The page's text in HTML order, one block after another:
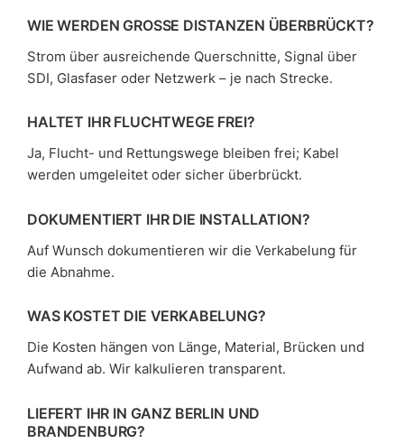
WIE WERDEN GROSSE DISTANZEN ÜBERBRÜCKT?
Strom über ausreichende Querschnitte, Signal über
SDI, Glasfaser oder Netzwerk – je nach Strecke.
HALTET IHR FLUCHTWEGE FREI?
Ja, Flucht- und Rettungswege bleiben frei; Kabel
werden umgeleitet oder sicher überbrückt.
DOKUMENTIERT IHR DIE INSTALLATION?
Auf Wunsch dokumentieren wir die Verkabelung für
die Abnahme.
WAS KOSTET DIE VERKABELUNG?
Die Kosten hängen von Länge, Material, Brücken und
Aufwand ab. Wir kalkulieren transparent.
LIEFERT IHR IN GANZ BERLIN UND
BRANDENBURG?